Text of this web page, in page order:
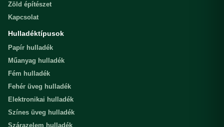
Zöld építészet
Kapcsolat
Hulladéktípusok
Papír hulladék
Műanyag hulladék
Fém hulladék
Fehér üveg hulladék
Elektronikai hulladék
Színes üveg hulladék
Szárazelem hulladék